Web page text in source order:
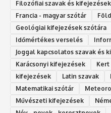
Filozófiai szavak és
Francia - magyar szótár
Geológiai kifejezések szótára
Időmértékes verselés
Joggal kapcsolatos szavak és
Karácsonyi kifejezések
Kert
kifejezések
Latin szavak
Matematikai szótár
Művészeti kifejezések